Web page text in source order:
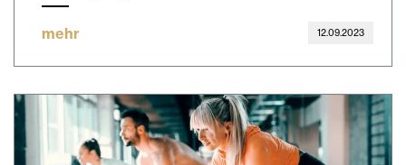
mehr 12.09.2023